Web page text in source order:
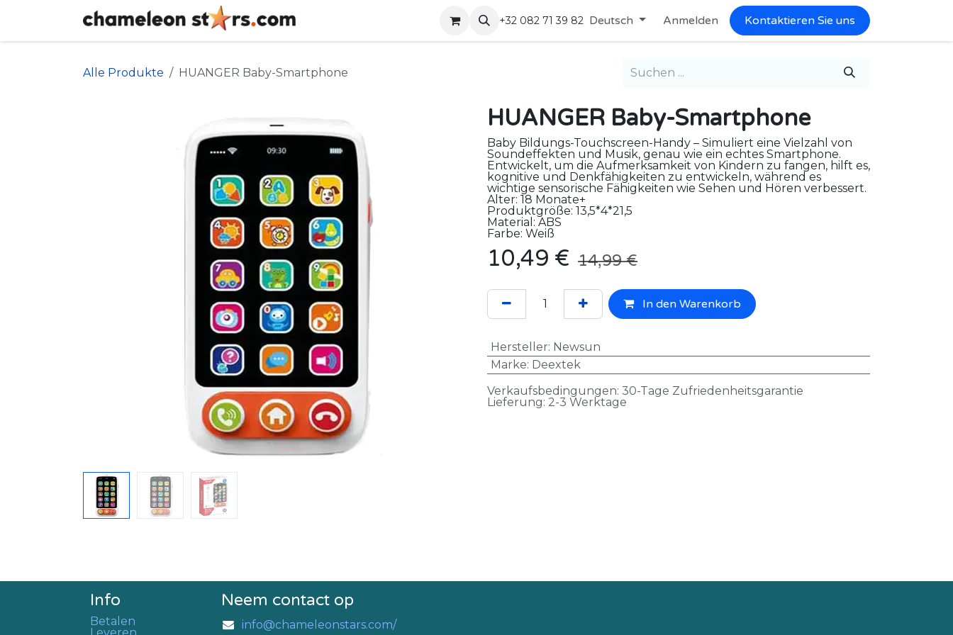
Zum Inhalt springen
+32 082 71 39 82 Deutsch Anmelden Kontaktieren Sie uns
Alle Produkte HUANGER Baby-Smartphone
HUANGER Baby-Smartphone
Baby Bildungs-Touchscreen-Handy – Simuliert eine Vielzahl von
Soundeffekten und Musik, genau wie ein echtes Smartphone.
Entwickelt, um die Aufmerksamkeit von Kindern zu fangen, hilft es,
kognitive und Denkfähigkeiten zu entwickeln, während es
wichtige sensorische Fähigkeiten wie Sehen und Hören verbessert.
Alter: 18 Monate+
Produktgröße: 13,5*4*21,5
Material: ABS
Farbe: Weiß
10,49 € 14,99€
In den Warenkorb
Hersteller: Newsun
Marke: Deextek
Verkaufsbedingungen: 30-Tage Zufriedenheitsgarantie
Lieferung: 2-3 Werktage
Neem contact op
info@chameleonstars.com/
Info
Betalen